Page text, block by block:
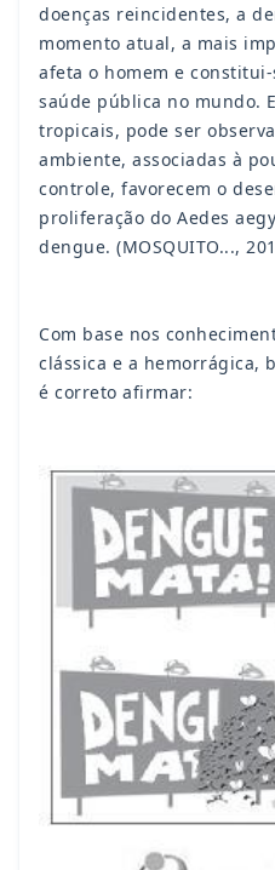
doenças reincidentes, a
momento atual, a mais
afeta o homem e
saúde pública no mundo.
tropicais, pode ser
ambiente, associadas à
controle, favorecem o
proliferação do Aedes
dengue. (MOSQUITO...,
Com base nos
clássica e a hemorrágica,
é correto afirmar: